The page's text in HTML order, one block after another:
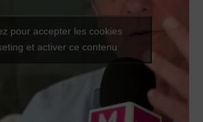
pour accepter les cookies
et activer ce contenu